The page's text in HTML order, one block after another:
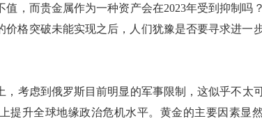
值，而贵金属作为一种资产会在2023年受到抑制吗
价格突破未能实现之后，人们犹豫是否要寻求进一
，考虑到俄罗斯目前明显的军事限制，这似乎不太
提升全球地缘政治危机水平。黄金的主要因素显